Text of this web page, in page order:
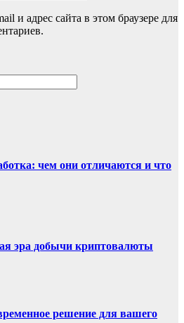
и адрес сайта в этом браузере для
чем они отличаются и что
эра добычи криптовалюты
решение для вашего